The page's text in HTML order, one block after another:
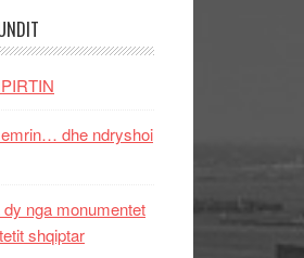
dhe ndryshoi
nga monumentet
shqiptar